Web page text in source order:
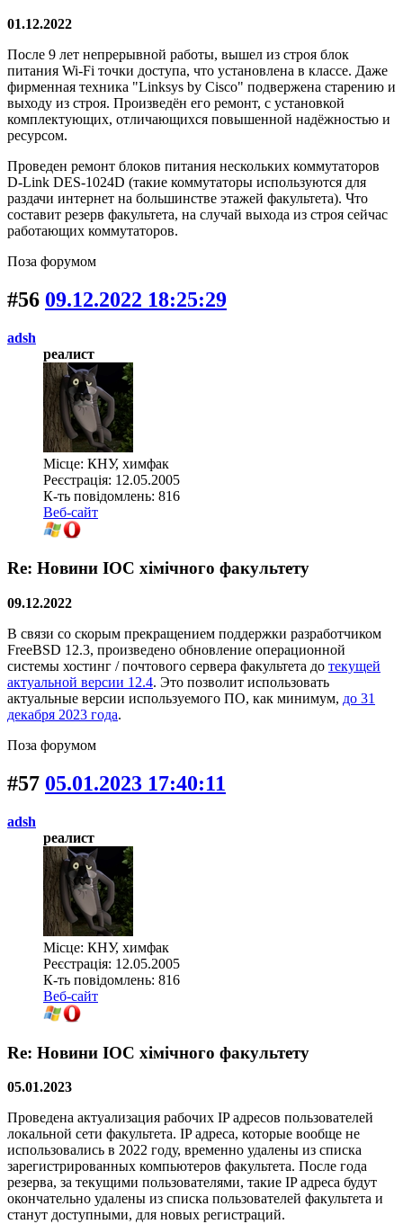
01.12.2022
После 9 лет непрерывной работы, вышел из строя блок
питания Wi-Fi точки доступа, что установлена в классе. Даже
фирменная техника "Linksys by Cisco" подвержена старению и
выходу из строя. Произведён его ремонт, с установкой
комплектующих, отличающихся повышенной надёжностью и
ресурсом.
Проведен ремонт блоков питания нескольких коммутаторов
D-Link DES-1024D (такие коммутаторы используются для
раздачи интернет на большинстве этажей факультета). Что
составит резерв факультета, на случай выхода из строя сейчас
работающих коммутаторов.
Поза форумом
#56 09.12.2022 18:25:29
adsh
реалист
Місце: КНУ, химфак
Реєстрація: 12.05.2005
К-ть повідомлень: 816
Веб-сайт
Re: Новини ІОС хімічного факультету
09.12.2022
В связи со скорым прекращением поддержки разработчиком
FreeBSD 12.3, произведено обновление операционной
системы хостинг / почтового сервера факультета до текущей
актуальной версии 12.4. Это позволит использовать
актуальные версии используемого ПО, как минимум, до 31
декабря 2023 года.
Поза форумом
#57 05.01.2023 17:40:11
adsh
реалист
Місце: КНУ, химфак
Реєстрація: 12.05.2005
К-ть повідомлень: 816
Веб-сайт
Re: Новини ІОС хімічного факультету
05.01.2023
Проведена актуализация рабочих IP адресов пользователей
локальной сети факультета. IP адреса, которые вообще не
использовались в 2022 году, временно удалены из списка
зарегистрированных компьютеров факультета. После года
резерва, за текущими пользователями, такие IP адреса будут
окончательно удалены из списка пользователей факультета и
станут доступными, для новых регистраций.